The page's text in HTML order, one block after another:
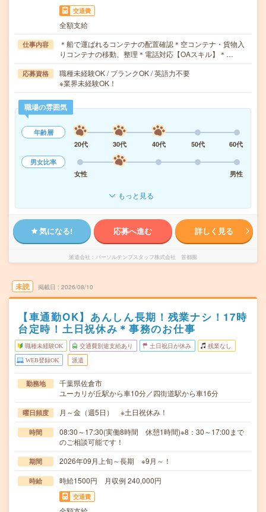
交通費
全額支給
仕事内容
＊船で運ばれるコンテナの配置確認＊空コンテナ・貨物入
りコンテナの移動、整理＊電話対応【OAスキル】＊…
応募資格
職種未経験OK / ブランクOK / 英語力不要
※業界未経験OK！
職場の雰囲気
年齢層
20代
30代 40代 50代
60代
男女比率
女性
男性
もっと見る
気になる! 応募へ進む 詳しく見る
派遣会社 パーソルテンプスタッフ株式会社 首都圏
未読 掲載日 2026/08/10
【車通勤OK】あんしん長期！残業ナシ！17時
台定時！土日祝休み＊事務のお仕事
職種未経験OK 交通費別途支給あり 土日祝日が休み 残業なし
WEB登録OK 派遣
勤務地
千葉県佐倉市
ユーカリが丘駅から車10分／四街道駅から車16分
曜日頻度 月～金（週5日） ※土日祝休み！
時間
08:30～17:30(実働8時間 休憩1時間)※8：30～17:00まで
のご相談可能です！
期間 2026年09月上旬～長期 ※9月～！
時給 時給1500円 月収例 240,000円
交通費